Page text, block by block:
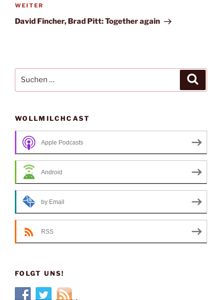
Nächster
Beitrag
WEITER
David Fincher, Brad Pitt: Together again
nach:
WOLLMILCHCAST
Apple Podcasts
Android
by Email
RSS
FOLGT UNS!